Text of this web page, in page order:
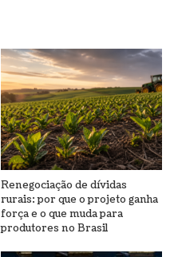
Renegociação de dívidas
rurais: por que o projeto ganha
força e o que muda para
produtores no Brasil